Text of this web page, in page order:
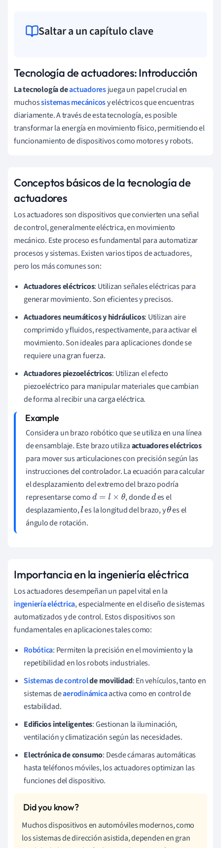
Saltar a un capítulo clave
Tecnología de actuadores: Introducción
La tecnología deactuadoresjuega un papel crucial en
muchossistemas mecánicosy eléctricos que encuentras
diariamente. A través de esta tecnología, es posible
transformar la energía en movimiento físico, permitiendo el
funcionamiento de dispositivos como motores y robots.
Conceptos básicos de la tecnología de
actuadores
Los actuadores son dispositivos que convierten una señal
de control, generalmente eléctrica, en movimiento
mecánico. Este proceso es fundamental para automatizar
procesos y sistemas. Existen varios tipos de actuadores,
pero los más comunes son:
Actuadores eléctricos: Utilizan señales eléctricas para
generar movimiento. Son eficientes y precisos.
Actuadores neumáticos y hidráulicos: Utilizan aire
comprimido y fluidos, respectivamente, para activar el
movimiento. Son ideales para aplicaciones donde se
requiere una gran fuerza.
Actuadores piezoeléctricos: Utilizan el efecto
piezoeléctrico para manipular materiales que cambian
de forma al recibir una carga eléctrica.
Considera un brazo robótico que se utiliza en una línea
de ensamblaje. Este brazo utilizaactuadores eléctricos
para mover sus articulaciones con precisión según las
instrucciones del controlador. La ecuación para calcular
el desplazamiento del extremo del brazo podría
representarse comod=l× θ , dondedes el
desplazamiento,les la longitud del brazo, yθes el
ángulo de rotación.
Importancia en la ingeniería eléctrica
Los actuadores desempeñan un papel vital en la
ingeniería eléctrica, especialmente en el diseño de sistemas
automatizados y de control. Estos dispositivos son
fundamentales en aplicaciones tales como:
Robótica: Permiten la precisión en el movimiento y la
repetibilidad en los robots industriales.
Sistemas de controlde movilidad: En vehículos, tanto en
sistemas deaerodinámicaactiva como en control de
estabilidad.
Edificios inteligentes: Gestionan la iluminación,
ventilación y climatización según las necesidades.
Electrónica de consumo: Desde cámaras automáticas
hasta teléfonos móviles, los actuadores optimizan las
funciones del dispositivo.
Muchos dispositivos en automóviles modernos, como
los sistemas de dirección asistida, dependen en gran